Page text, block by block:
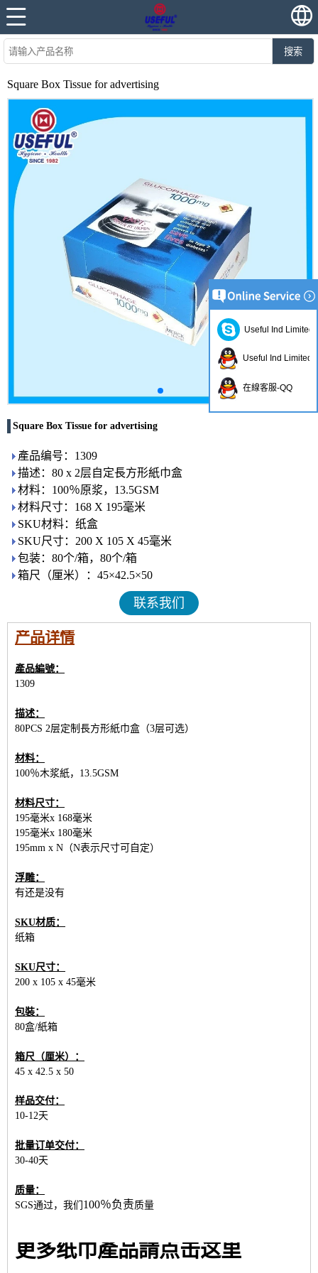
搜索
Square Box Tissue for advertising
Square Box Tissue for advertising
產品编号：1309
描述：80 x 2层自定長方形紙巾盒
材料：100％原浆，13.5GSM
材料尺寸：168 X 195毫米
SKU材料：纸盒
SKU尺寸：200 X 105 X 45毫米
包装：80个/箱，80个/箱
箱尺（厘米）：45×42.5×50
联系我们
产品详情
產品編號：
1309
描述：
80PCS 2层定制長方形紙巾盒（3层可选）
材料：
100％木浆紙，13.5GSM
材料尺寸：
195毫米x 168毫米
195毫米x 180毫米
195mm x N（N表示尺寸可自定）
浮雕：
有还是没有
SKU材质：
纸箱
SKU尺寸：
200 x 105 x 45毫米
包裝：
80盒/紙箱
箱尺（厘米）：
45 x 42.5 x 50
样品交付：
10-12天
批量订单交付：
30-40天
质量：
SGS通过，我们 100％负责质量
更多纸巾產品請点击这里
Useful Ind Limited
Useful Ind Limited
在線客服-QQ